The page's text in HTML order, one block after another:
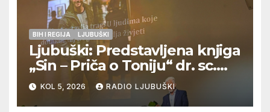
BIH I REGIJA LJUBUŠKI
Ljubuški: Predstavljena knjiga
„Sin – Priča o Toniju“ dr. sc.
Zdenka Hercega
KOL 5, 2026 RADIO LJUBUŠKI